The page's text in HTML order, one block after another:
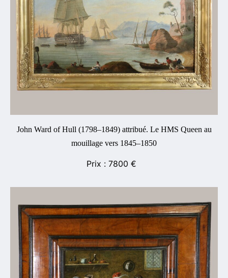
John Ward of Hull (1798–1849) attribué. Le HMS Queen au
mouillage vers 1845–1850
7800 €